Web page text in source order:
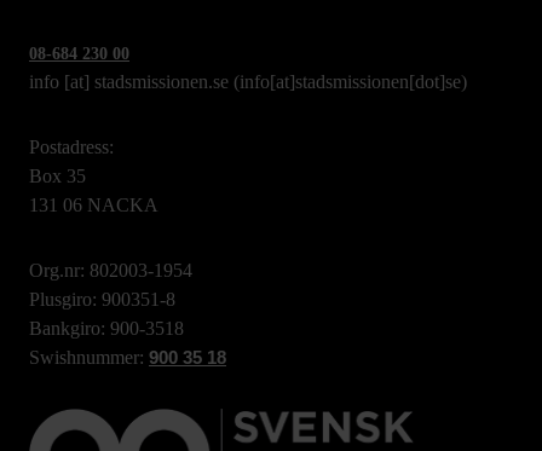
08-684 230 00
info [at] stadsmissionen.se (info[at]stadsmissionen[dot]se)
Postadress:
Box 35
131 06 NACKA
Org.nr: 802003-1954
Plusgiro: 900351-8
Bankgiro: 900-3518
Swishnummer: 900 35 18